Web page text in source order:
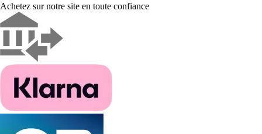
Achetez sur notre site en toute confiance